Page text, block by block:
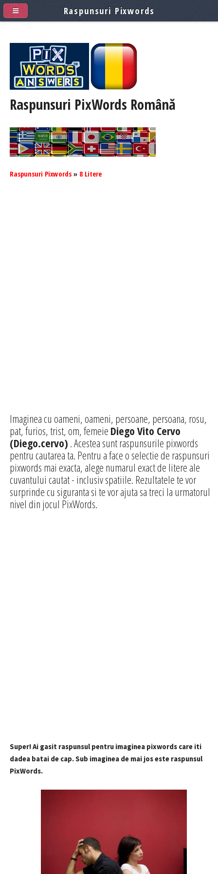
Raspunsuri PixWords Română
Raspunsuri Pixwords » 8 Litere
Imaginea cu oameni, oameni, persoane, persoana, rosu,
pat, furios, trist, om, femeie Diego Vito Cervo
(Diego.cervo) . Acestea sunt raspunsurile pixwords
pentru cautarea ta. Pentru a face o selectie de raspunsuri
pixwords mai exacta, alege numarul exact de litere ale
cuvantului cautat - inclusiv spatiile. Rezultatele te vor
surprinde cu siguranta si te vor ajuta sa treci la urmatorul
nivel din jocul PixWords.
Super! Ai gasit raspunsul pentru imaginea pixwords care iti
dadea batai de cap. Sub imaginea de mai jos este raspunsul
PixWords.
Raspunsuri Pixwords